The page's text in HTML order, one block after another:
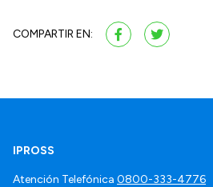
COMPARTIR EN:
IPROSS
Atención Telefónica 0800-333-4776